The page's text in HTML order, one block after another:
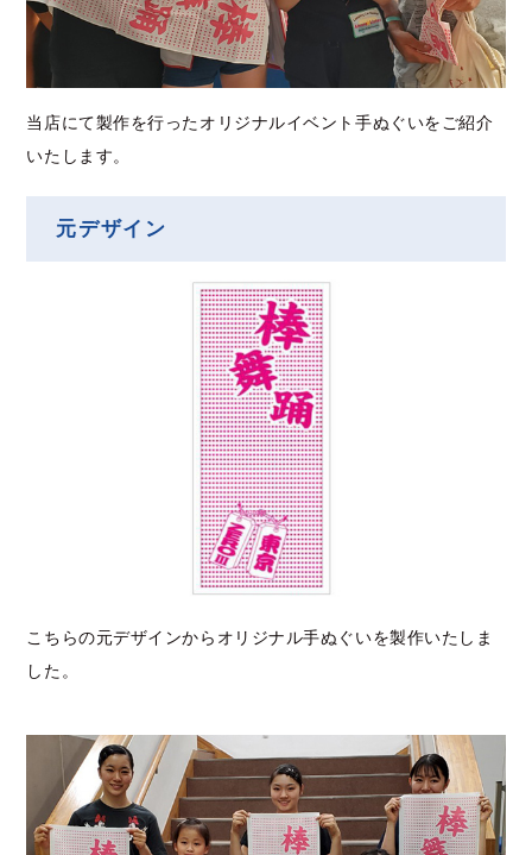
当店にて製作を行ったオリジナルイベント手ぬぐいをご紹介
いたします。
元デザイン
こちらの元デザインからオリジナル手ぬぐいを製作いたしま
した。